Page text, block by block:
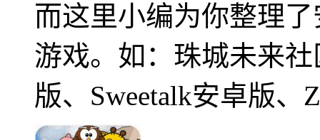
而这里小编为你整理
游戏。如：珠城未来
版、Sweetalk安卓版